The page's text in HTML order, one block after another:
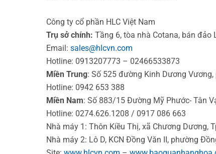
Công ty cổ phần HLC Việt Nam
Trụ sở chính: Tầng 6, tòa nhà Cotana, bán đảo
Email: sales@hlcvn.com
Hotline: 0913207773 – 02466533873
Miền Trung: Số 525 đường Kinh Dương
Hotline: 0942 653 388
Miền Nam: Số 883/15 Đường Mỹ Phước- Tân
Hotline: 0274.626.1208 / 0917 086 663
Nhà máy 1: Thôn Kiều Thị, xã Chương Dương,
Nhà máy 2: Lô D, KCN Đồng Văn II, phường